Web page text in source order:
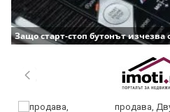
Защо старт-стоп бутонът изчезва
продава,